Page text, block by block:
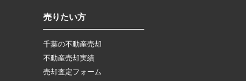
売りたい方
千葉の不動産売却
不動産売却実績
売却査定フォーム